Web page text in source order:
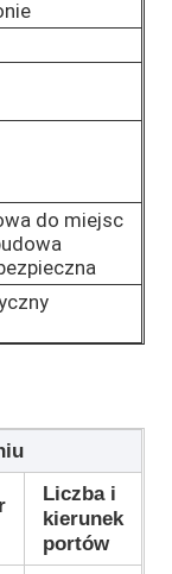
do miejsc
Liczba i
kierunek
portów